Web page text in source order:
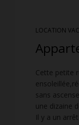
LOCATION
Cette petite
sans
une dizaine
Il y a un arrêt